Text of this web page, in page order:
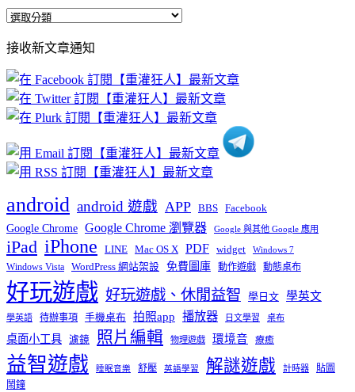
全
文
章
分
類
接收新文章通知
android android 遊戲 APP BBS Facebook
Google Chrome Google Chrome 瀏覽器 Google 與其他 Google 應用
iPad iPhone LINE Mac OS X PDF widget Windows 7
Windows Vista WordPress 網站架設 免費圖庫 動作遊戲 動態桌布
好玩遊戲 好玩遊戲、休閒益智 學日文 學英文
學英語 待辦事項 手機桌布 拍照app 播放器 日文學習 桌布
桌面小工具 濾鏡 照片編輯 物理遊戲 環境音 療癒
益智遊戲 睡眠音樂 舒壓 英語學習 解謎遊戲 計時器
貼圖
鬧鐘